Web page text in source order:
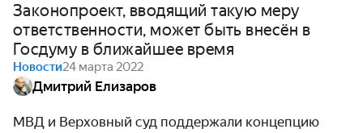
Законопроект, вводящий такую меру
ответственности, может быть внесён в
Госдуму в ближайшее время
Новости24 марта 2022
Дмитрий Елизаров
МВД и Верховный суд поддержали концепцию